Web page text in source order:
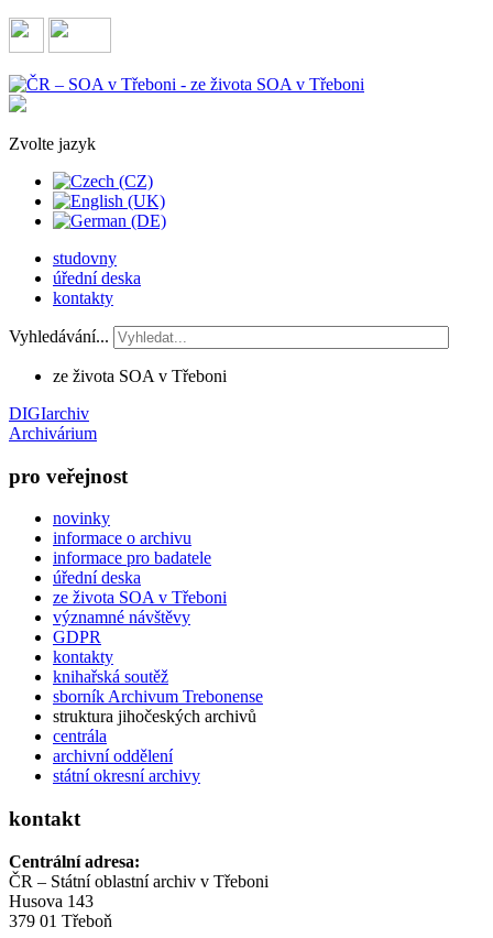
Zvolte jazyk
studovny
úřední deska
kontakty
Vyhledávání...
ze života SOA v Třeboni
DIGIarchiv
Archivárium
pro veřejnost
novinky
informace o archivu
informace pro badatele
úřední deska
ze života SOA v Třeboni
významné návštěvy
GDPR
kontakty
knihařská soutěž
sborník Archivum Trebonense
struktura jihočeských archivů
centrála
archivní oddělení
státní okresní archivy
kontakt
Centrální adresa:
ČR – Státní oblastní archiv v Třeboni
Husova 143
379 01 Třeboň